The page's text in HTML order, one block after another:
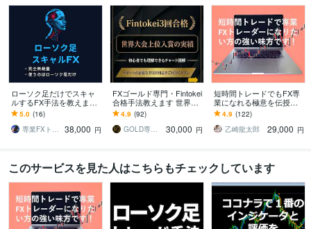
ローソク足だけでスキャ
ルするFX手法を教えます
エントリーチャンスが多
く、短い時間で完結するF
X手法
5.0 (16)
専業FXトレーダーK
38,000 円
FXゴールド専門・Fintokei
合格手法教えます 世界大
会入賞。とてもシンプル
で実績のある手法です
4.9 (92)
GOLD専業FX
30,000 円
短時間トレードでもFX専
業になれる極意を伝授し
ます 病気などの諸事情で
早期にFX収入を確保した
い方にも最適です!
4.9 (122)
乙崎龍太郎
29,000 円
このサービスを見た人はこちらもチェックしています